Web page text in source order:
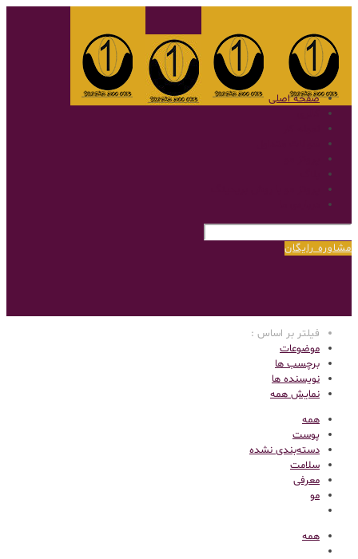
صفحه اصلی
مشاوره رایگان
فیلتر بر اساس :
موضوعات
برچسب ها
نویسنده ها
نمایش همه
همه
پوست
دسته‌بندی نشده
سلامت
معرفی
مو
همه